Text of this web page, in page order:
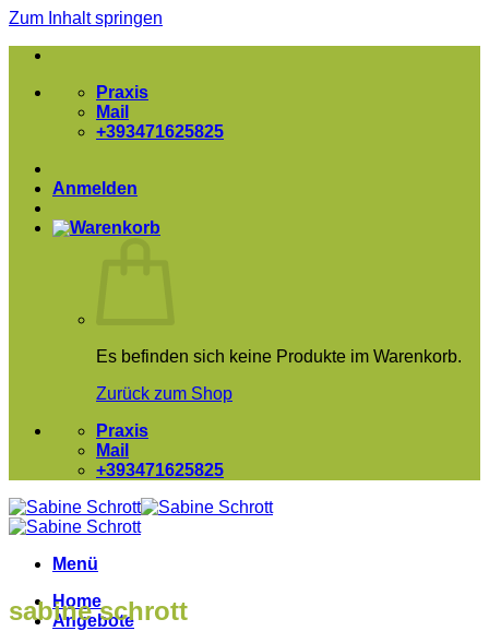
Zum Inhalt springen
Praxis
Mail
+393471625825
Anmelden
Es befinden sich keine Produkte im Warenkorb.
Zurück zum Shop
Praxis
Mail
+393471625825
Menü
Home
Angebote
sabine schrott